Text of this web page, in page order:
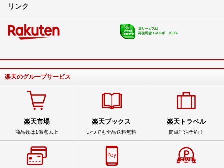
リンク
楽天のグループサービス
楽天市場
商品数は1億点以上
楽天ブックス
いつでも全品送料無料
楽天トラベル
簡単宿泊予約！